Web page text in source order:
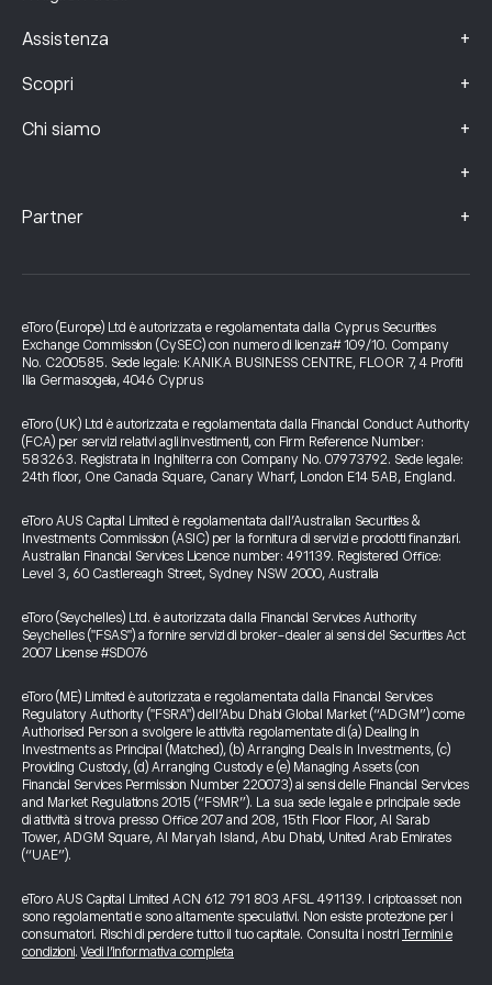
Assistenza +
Scopri +
Chi siamo +
+
Partner +
eToro (Europe) Ltd è autorizzata e regolamentata dalla Cyprus Securities
Exchange Commission (CySEC) con numero di licenza# 109/10. Company
No. C200585. Sede legale: KANIKA BUSINESS CENTRE, FLOOR 7, 4 Profiti
Ilia Germasogeia, 4046 Cyprus
eToro (UK) Ltd è autorizzata e regolamentata dalla Financial Conduct Authority
(FCA) per servizi relativi agli investimenti, con Firm Reference Number:
583263. Registrata in Inghilterra con Company No. 07973792. Sede legale:
24th floor, One Canada Square, Canary Wharf, London E14 5AB, England.
eToro AUS Capital Limited è regolamentata dall’Australian Securities &
Investments Commission (ASIC) per la fornitura di servizi e prodotti finanziari.
Australian Financial Services Licence number: 491139. Registered Office:
Level 3, 60 Castlereagh Street, Sydney NSW 2000, Australia
eToro (Seychelles) Ltd. è autorizzata dalla Financial Services Authority
Seychelles ("FSAS") a fornire servizi di broker-dealer ai sensi del Securities Act
2007 License #SD076
eToro (ME) Limited è autorizzata e regolamentata dalla Financial Services
Regulatory Authority ("FSRA") dell’Abu Dhabi Global Market (“ADGM”) come
Authorised Person a svolgere le attività regolamentate di (a) Dealing in
Investments as Principal (Matched), (b) Arranging Deals in Investments, (c)
Providing Custody, (d) Arranging Custody e (e) Managing Assets (con
Financial Services Permission Number 220073) ai sensi delle Financial Services
and Market Regulations 2015 (“FSMR”). La sua sede legale e principale sede
di attività si trova presso Office 207 and 208, 15th Floor Floor, Al Sarab
Tower, ADGM Square, Al Maryah Island, Abu Dhabi, United Arab Emirates
(“UAE”).
eToro AUS Capital Limited ACN 612 791 803 AFSL 491139. I criptoasset non
sono regolamentati e sono altamente speculativi. Non esiste protezione per i
consumatori. Rischi di perdere tutto il tuo capitale. Consulta i nostri Termini e
condizioni.Vedi l’informativa completa